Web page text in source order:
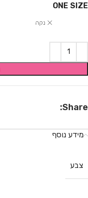
ONE SIZE
נקה
Share:
מידע נוסף
צבע